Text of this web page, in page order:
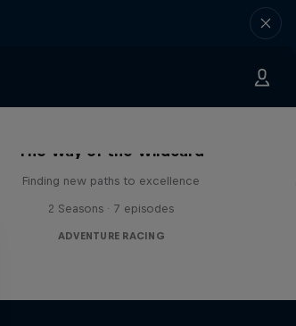
The Way of the Wildcard
Finding new paths to excellence
2 Seasons · 7 episodes
ADVENTURE RACING